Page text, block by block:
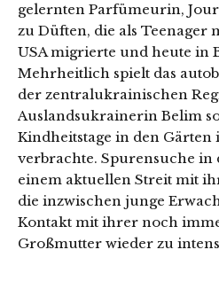
gelernten Parfümeurin,
zu Düften, die als Teenager
USA migrierte und heute in
Mehrheitlich spielt das
der zentralukrainischen
Auslandsukrainerin Belim
Kindheitstage in den
verbrachte. Spurensuche in
einem aktuellen Streit mit
die inzwischen junge
Kontakt mit ihrer noch
Großmutter wieder zu